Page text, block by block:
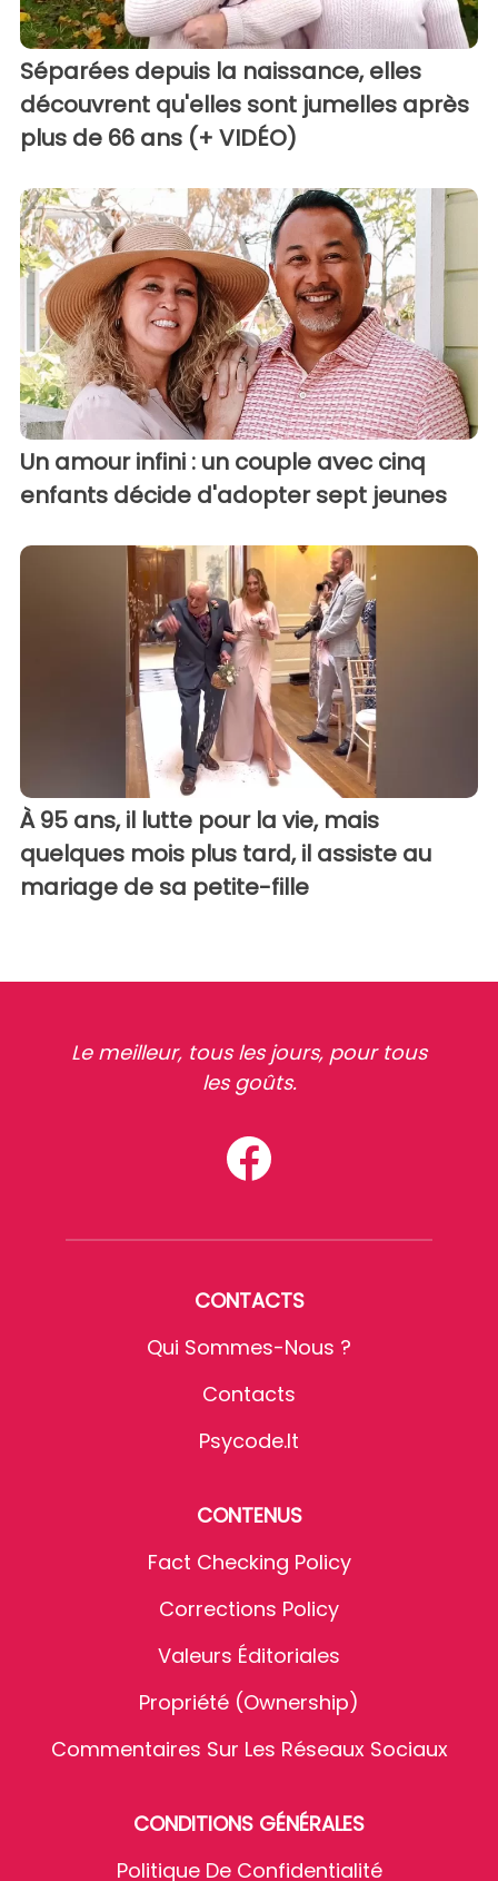
Séparées depuis la naissance, elles
découvrent qu'elles sont jumelles après
plus de 66 ans (+ VIDÉO)
Un amour infini : un couple avec cinq
enfants décide d'adopter sept jeunes
À 95 ans, il lutte pour la vie, mais
quelques mois plus tard, il assiste au
mariage de sa petite-fille
Le meilleur, tous les jours, pour tous
les goûts.
CONTACTS
Qui Sommes-Nous ?
Contacts
Psycode.it
CONTENUS
Fact Checking Policy
Corrections Policy
Valeurs Éditoriales
Propriété (Ownership)
Commentaires Sur Les Réseaux Sociaux
CONDITIONS GÉNÉRALES
Politique De Confidentialité